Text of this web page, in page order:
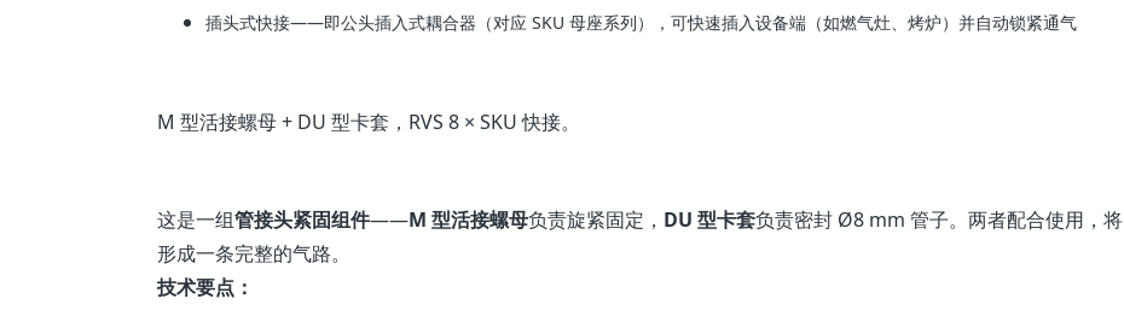
插头式快接——即公头插入式耦合器（对应 SKU 母座系列），可快速插入设备端（如燃气灶、烤炉）并自动锁紧通气
M 型活接螺母 + DU 型卡套，RVS 8 × SKU 快接。
这是一组管接头紧固组件——M 型活接螺母负责旋紧固定， DU 型卡套负责密封 Ø8 mm 管子。两者配合使用，将
形成一条完整的气路。
技术要点：